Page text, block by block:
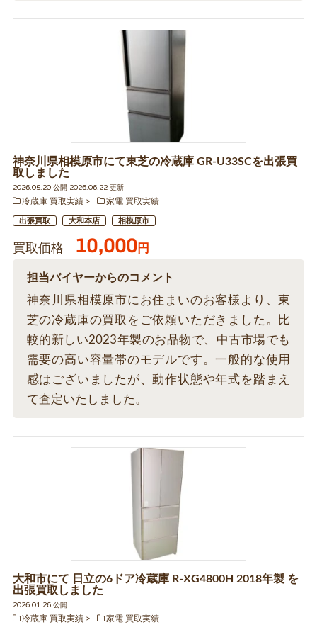
神奈川県相模原市にて東芝の冷蔵庫 GR-U33SCを出張買
取しました
2026.05.20 公開 2026.06.22 更新
冷蔵庫 買取実績
家電 買取実績
出張買取 大和本店 相模原市
買取価格 10,000円
担当バイヤーからのコメント
神奈川県相模原市にお住まいのお客様より、東
芝の冷蔵庫の買取をご依頼いただきました。比
較的新しい2023年製のお品物で、中古市場でも
需要の高い容量帯のモデルです。一般的な使用
感はございましたが、動作状態や年式を踏まえ
て査定いたしました。
大和市にて 日立の6ドア冷蔵庫 R-XG4800H 2018年製 を
出張買取しました
2026.01.26 公開
冷蔵庫 買取実績
家電 買取実績